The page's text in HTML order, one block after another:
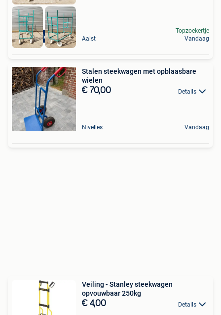
Verschillende stuk Aalst
Topzoekertje
Vandaag
Stalen steekwagen met opblaasbare
wielen
€ 70,00 Details
Nivelles Vandaag
Veiling - Stanley steekwagen
opvouwbaar 250kg
€ 4,00 Details